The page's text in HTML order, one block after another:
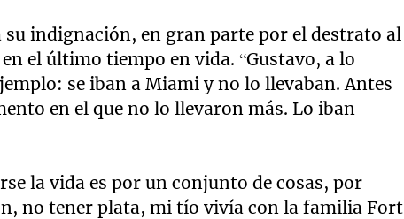
su indignación, en gran parte por el destrato al
el último tiempo en vida. “Gustavo, a lo
se iban a Miami y no lo llevaban. Antes
en el que no lo llevaron más. Lo iban
la vida es por un conjunto de cosas, por
no tener plata, mi tío vivía con la familia Fort